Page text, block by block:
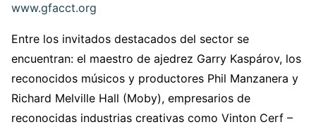
www.gfacct.org
Entre los invitados destacados del sector se
encuentran: el maestro de ajedrez Garry Kaspárov, los
reconocidos músicos y productores Phil Manzanera y
Richard Melville Hall (Moby), empresarios de
reconocidas industrias creativas como Vinton Cerf –